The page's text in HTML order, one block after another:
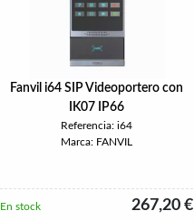
Fanvil i64 SIP Videoportero con
IK07 IP66
Referencia: i64
Marca: FANVIL
267,20 €
En stock